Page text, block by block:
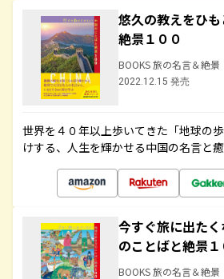
悠久の教えをひ
絶景１００
BOOKS 旅の名言＆絶景
2022.12.15 発売
世界を４０年以上歩いてきた「地球の
けする、人生を輝かせる中国の名言と
今すぐ旅に出た
のことばと絶景１
BOOKS 旅の名言＆絶景